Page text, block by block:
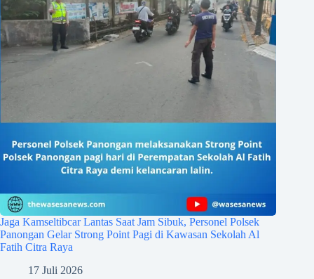
Jaga Kamseltibcar Lantas Saat Jam Sibuk, Personel Polsek
Panongan Gelar Strong Point Pagi di Kawasan Sekolah Al
Fatih Citra Raya
17 Juli 2026